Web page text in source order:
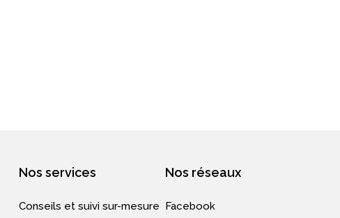
Nos services
Conseils et suivi sur-mesure
Nos réseaux
Facebook